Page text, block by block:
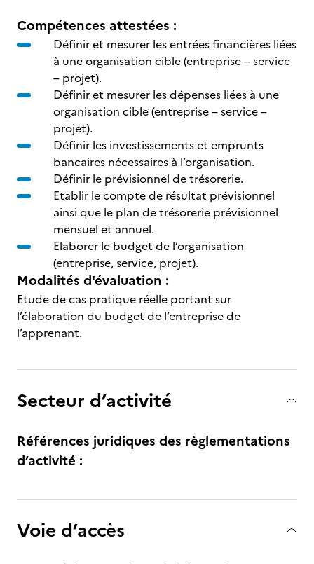
Compétences attestées :
Définir et mesurer les entrées financières liées
à une organisation cible (entreprise – service
– projet).
Définir et mesurer les dépenses liées à une
organisation cible (entreprise – service –
projet).
Définir les investissements et emprunts
bancaires nécessaires à l’organisation.
Définir le prévisionnel de trésorerie.
Etablir le compte de résultat prévisionnel
ainsi que le plan de trésorerie prévisionnel
mensuel et annuel.
Elaborer le budget de l’organisation
(entreprise, service, projet).
Modalités d'évaluation :
Etude de cas pratique réelle portant sur
l’élaboration du budget de l’entreprise de
l’apprenant.
Secteur d’activité
Références juridiques des règlementations
d’activité :
Voie d’accès